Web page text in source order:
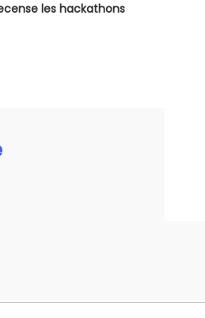
les hackathons